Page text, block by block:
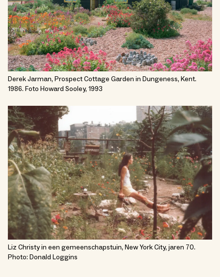
Derek Jarman, Prospect Cottage Garden in Dungeness, Kent.
1986. Foto Howard Sooley, 1993
Liz Christy in een gemeenschapstuin, New York City, jaren 70.
Photo: Donald Loggins